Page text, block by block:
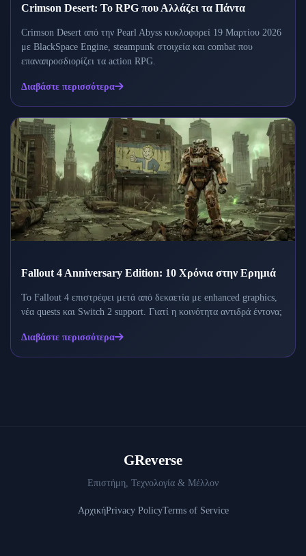
Crimson Desert: Το RPG που Αλλάζει τα Πάντα
Crimson Desert από την Pearl Abyss κυκλοφορεί 19 Μαρτίου 2026
με BlackSpace Engine, steampunk στοιχεία και combat που
επαναπροσδιορίζει τα action RPG.
Διαβάστε περισσότερα
Fallout 4 Anniversary Edition: 10 Χρόνια στην Ερημιά
Το Fallout 4 επιστρέφει μετά από δεκαετία με enhanced graphics,
νέα quests και Switch 2 support. Γιατί η κοινότητα αντιδρά έντονα;
Διαβάστε περισσότερα
GReverse
Επιστήμη, Τεχνολογία & Μέλλον
ΑρχικήPrivacy PolicyTerms of Service